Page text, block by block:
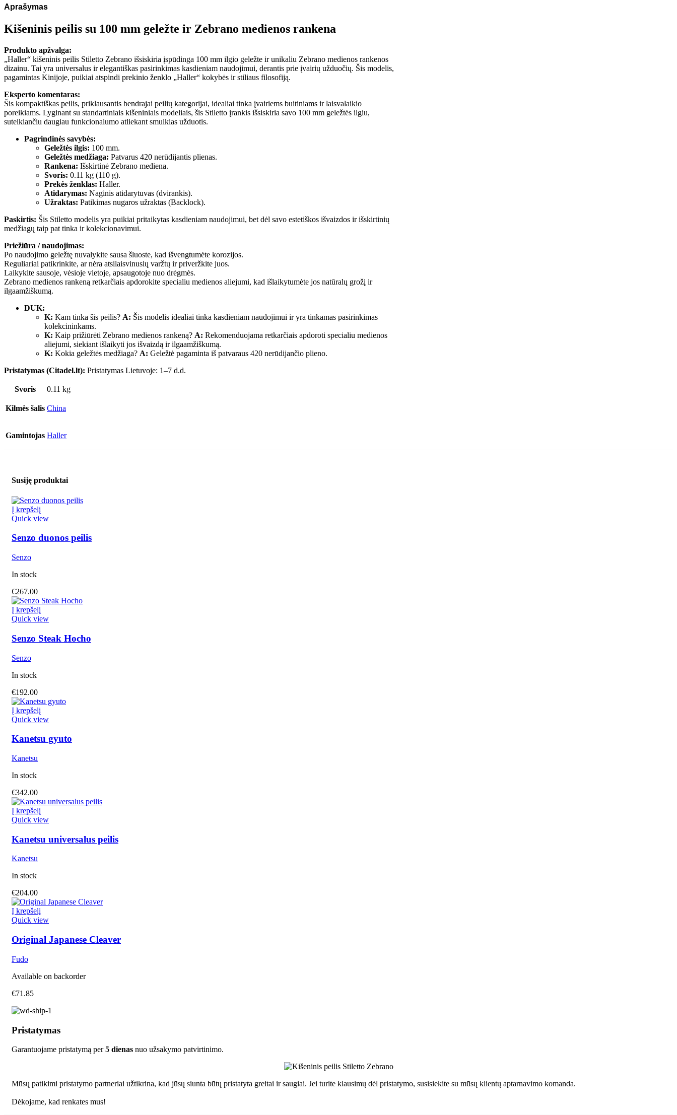
Aprašymas
Kišeninis peilis su 100 mm geležte ir Zebrano medienos rankena
Produkto apžvalga:
„Haller“ kišeninis peilis Stiletto Zebrano išsiskiria įspūdinga 100 mm ilgio geležte ir unikaliu Zebrano medienos rankenos
dizainu. Tai yra universalus ir elegantiškas pasirinkimas kasdieniam naudojimui, derantis prie įvairių užduočių. Šis modelis,
pagamintas Kinijoje, puikiai atspindi prekinio ženklo „Haller“ kokybės ir stiliaus filosofiją.
Eksperto komentaras:
Šis kompaktiškas peilis, priklausantis bendrajai peilių kategorijai, idealiai tinka įvairiems buitiniams ir laisvalaikio
poreikiams. Lyginant su standartiniais kišeniniais modeliais, šis Stiletto įrankis išsiskiria savo 100 mm geležtės ilgiu,
suteikiančiu daugiau funkcionalumo atliekant smulkias užduotis.
Pagrindinės savybės:
Geležtės ilgis: 100 mm.
Geležtės medžiaga: Patvarus 420 nerūdijantis plienas.
Rankena: Išskirtinė Zebrano mediena.
Svoris: 0.11 kg (110 g).
Prekės ženklas: Haller.
Atidarymas: Naginis atidarytuvas (dvirankis).
Užraktas: Patikimas nugaros užraktas (Backlock).
Paskirtis: Šis Stiletto modelis yra puikiai pritaikytas kasdieniam naudojimui, bet dėl savo estetiškos išvaizdos ir išskirtinių
medžiagų taip pat tinka ir kolekcionavimui.
Priežiūra / naudojimas:
Po naudojimo geležtę nuvalykite sausa šluoste, kad išvengtumėte korozijos.
Reguliariai patikrinkite, ar nėra atsilaisvinusių varžtų ir priveržkite juos.
Laikykite sausoje, vėsioje vietoje, apsaugotoje nuo drėgmės.
Zebrano medienos rankeną retkarčiais apdorokite specialiu medienos aliejumi, kad išlaikytumėte jos natūralų grožį ir
ilgaamžiškumą.
DUK:
K: Kam tinka šis peilis? A: Šis modelis idealiai tinka kasdieniam naudojimui ir yra tinkamas pasirinkimas
kolekcininkams.
K: Kaip prižiūrėti Zebrano medienos rankeną? A: Rekomenduojama retkarčiais apdoroti specialiu medienos
aliejumi, siekiant išlaikyti jos išvaizdą ir ilgaamžiškumą.
K: Kokia geležtės medžiaga? A: Geležtė pagaminta iš patvaraus 420 nerūdijančio plieno.
Pristatymas (Citadel.lt): Pristatymas Lietuvoje: 1–7 d.d.
Svoris 0.11 kg
Kilmės šalis China
Gamintojas Haller
Susiję produktai
Į krepšelį
Quick view
Senzo duonos peilis
Senzo
In stock
€267.00
Į krepšelį
Quick view
Senzo Steak Hocho
Senzo
In stock
€192.00
Į krepšelį
Quick view
Kanetsu gyuto
Kanetsu
In stock
€342.00
Į krepšelį
Quick view
Kanetsu universalus peilis
Kanetsu
In stock
€204.00
Į krepšelį
Quick view
Original Japanese Cleaver
Fudo
Available on backorder
€71.85
Pristatymas
Garantuojame pristatymą per5 dienas nuo užsakymo patvirtinimo.
Mūsų patikimi pristatymo partneriai užtikrina, kad jūsų siunta būtų pristatyta greitai ir saugiai. Jei turite klausimų dėl pristatymo, susisiekite su mūsų klientų aptarnavimo komanda.
Dėkojame, kad renkates mus!